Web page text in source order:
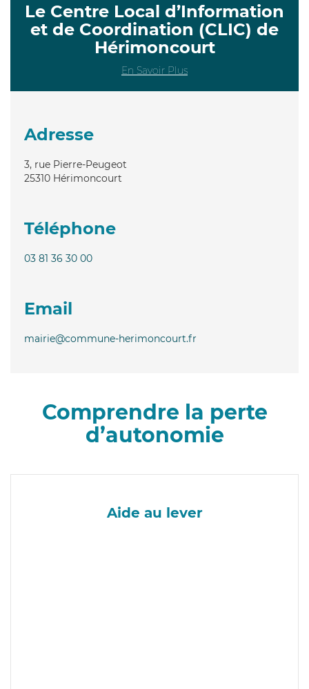
Le Centre Local d’Information
et de Coordination (CLIC) de
Hérimoncourt
En Savoir Plus
Adresse
3, rue Pierre-Peugeot
25310 Hérimoncourt
Téléphone
03 81 36 30 00
Email
mairie@commune-herimoncourt.fr
Comprendre la perte
d’autonomie
Aide au lever